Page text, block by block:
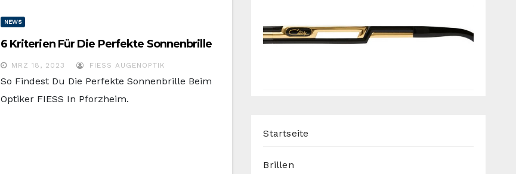
NEWS
6 Kriterien Für Die Perfekte Sonnenbrille
MRZ 18, 2023 FIESS AUGENOPTIK
So Findest Du Die Perfekte Sonnenbrille Beim
Optiker FIESS In Pforzheim.
Startseite
Brillen